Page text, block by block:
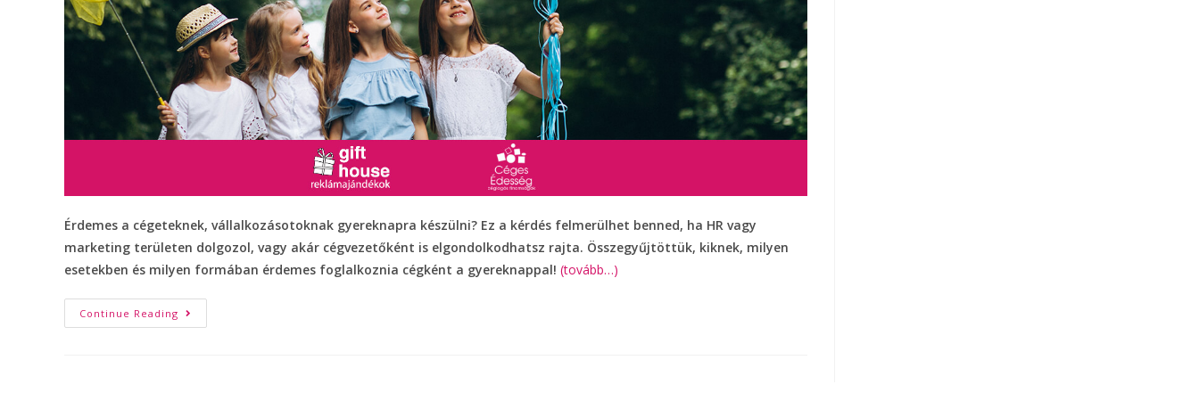
Érdemes a cégeteknek, vállalkozásotoknak gyereknapra készülni? Ez a kérdés felmerülhet benned, ha HR vagy
marketing területen dolgozol, vagy akár cégvezetőként is elgondolkodhatsz rajta. Összegyűjtöttük, kiknek, milyen
esetekben és milyen formában érdemes foglalkoznia cégként a gyereknappal! (tovább…)
Continue Reading